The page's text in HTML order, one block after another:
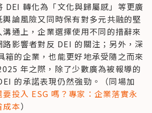
DEI 轉化為「文化與歸屬感」等更廣
論風險又同時保有對多元共融的堅
通上，企業選擇使用不同的措辭來
影響者對反 DEI 的關注；另外，深
箱的企業，也能更好地承受隨之而來
年之際，除了少數廣為被報導的
的承諾表現仍然強勁。（同場加
投入 ESG 嗎？專家：企業落實永
成本）